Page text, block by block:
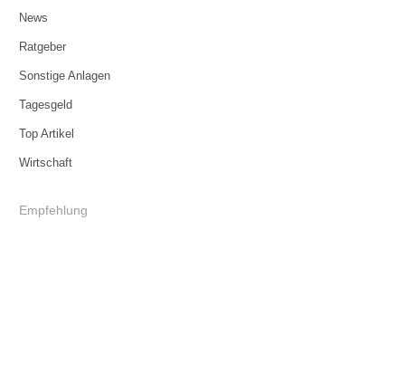
News
Ratgeber
Sonstige Anlagen
Tagesgeld
Top Artikel
Wirtschaft
Empfehlung